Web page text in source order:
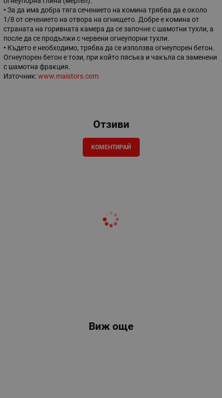
• За да има добра тяга сечението на комина трябва да е около
1/8 от сечението на отвора на огнището. Добре е комина от
страната на горивната камера да се започне с шамотни тухли, а
после да се продължи с червени огнеупорни тухли.
• Където е необходимо, трябва да се използва огнеупорен бетон.
Огнеупорен бетон е този, при който пясъка и чакъла са заменени
с шамотна фракция.
Източник:www.maistors.com
Отзиви
КОМЕНТИРАЙ
Виж още